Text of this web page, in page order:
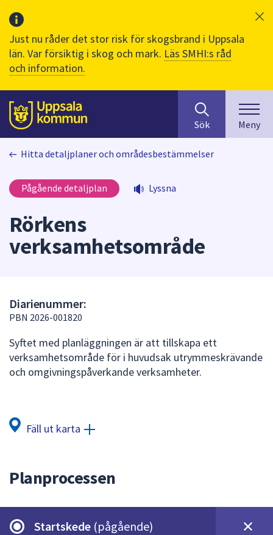
Just nu råder det stor risk för skogsbrand i Uppsala
län. Var försiktig i skog och mark. Läs SMHI:s råd
och information.
Till sidans
huvudinnehåll
efter
innehåll
på
webbplatsen.
sökfältet
kommer
Använd
piltangenterna
för
välja
Sök Meny
Hitta detaljplaner och områdesbestämmelser
Pågående detaljplan Lyssna
Rörkens
verksamhetsområde
Diarienummer:
PBN 2026-001820
Syftet med planläggningen är att tillskapa ett
verksamhetsområde för i huvudsak utrymmeskrävande
och omgivningspåverkande verksamheter.
Fäll ut karta
Planprocessen
Startskede (pågående)